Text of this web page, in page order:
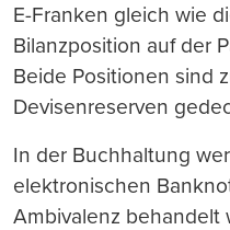
E-Franken gleich wie
Bilanzposition auf der
Beide Positionen sind
Devisenreserven
In der Buchhaltung
elektronischen
Ambivalenz behandelt